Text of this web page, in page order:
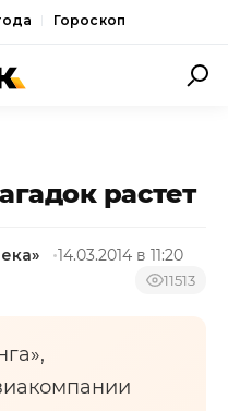
Гороскоп
растет
14.03.2014 в 11:20
11513